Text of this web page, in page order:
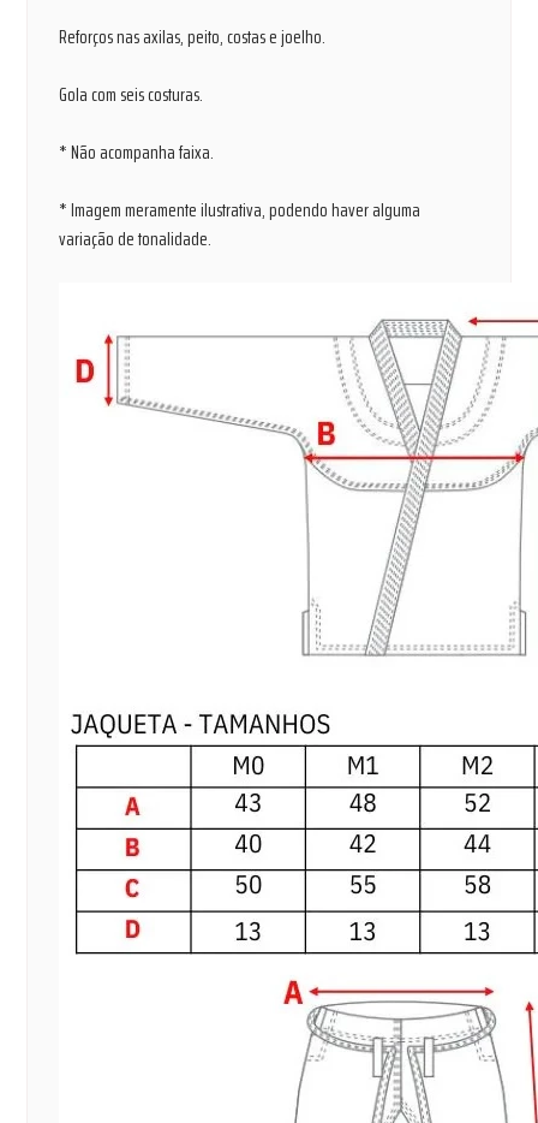
Reforços nas axilas, peito, costas e joelho.
Gola com seis costuras.
* Não acompanha faixa.
* Imagem meramente ilustrativa, podendo haver alguma
variação de tonalidade.